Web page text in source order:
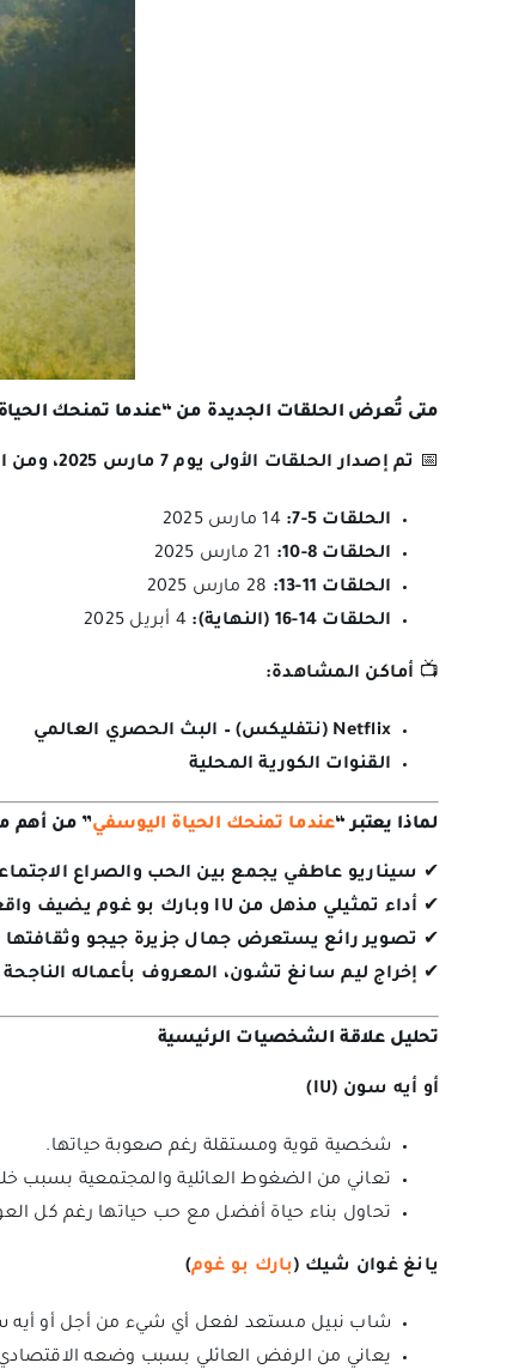
متى تُعرض الحلقات الجديدة من “عندما تمنحك
📅 تم إصدار الحلقات الأولى يوم 7 مارس 2025، ومن المقرر عرض الحلقات القادمة وفق الجدول التالي:
الحلقات 5-7:
14 مارس 2025
الحلقات 8-10:
الحلقات 11-13:
الحلقات 14-16 (النهاية):
📺 أماكن المشاهدة:
Netflix (نتفليكس) – البث الحصري العالمي
القنوات الكورية المحلية
لماذا يعتبر “عندما تمنحك الحياة اليوسفي” من أهم
✔ سيناريو عاطفي يجمع بين الحب والصراع
✔ أداء تمثيلي مذهل من IU وبارك بو غوم يضيف واقعية إلى الشخصيات.
✔ تصوير رائع يستعرض جمال جزيرة جيجو وثقافتها
✔ إخراج ليم سانغ تشون، المعروف بأعماله الناجحة
تحليل علاقة الشخصيات الرئيسية
أو أيه سون (IU)
شخصية قوية ومستقلة رغم صعوبة حياتها.
تعاني من الضغوط العائلية والمجتمعية بسبب
تحاول بناء حياة أفضل مع حب حياتها رغم كل
يانغ غوان شيك (بارك بو غوم)
شاب نبيل مستعد لفعل أي شيء من أجل أو أيه
يعاني من الرفض العائلي بسبب وضعه